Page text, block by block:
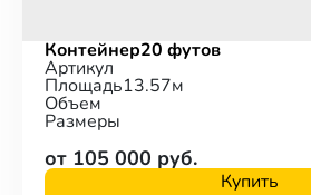
Контейнер20 футов
Артикул
Площадь13.57м
Объем
Размеры
от 105 000 руб.
Купить